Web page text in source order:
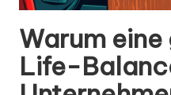
Warum
Life-